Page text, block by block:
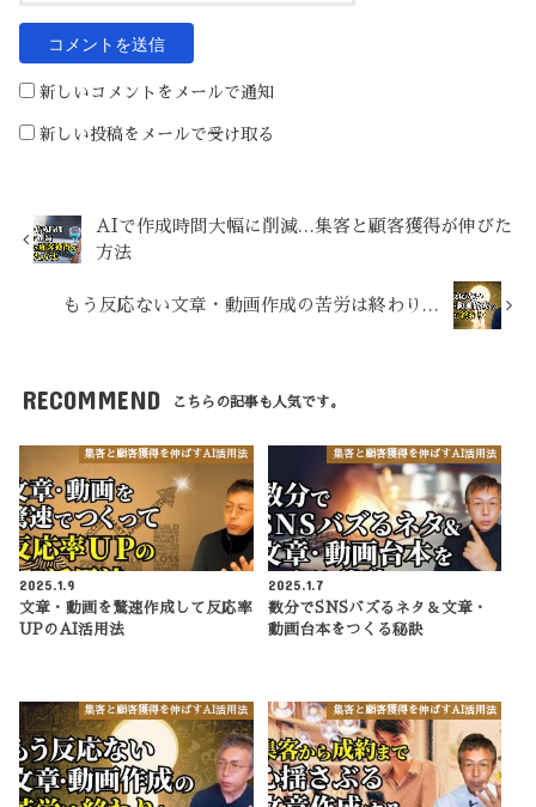
新しいコメントをメールで通知
新しい投稿をメールで受け取る
AIで作成時間大幅に削減…集客と顧客獲得が伸びた
方法
もう反応ない文章・動画作成の苦労は終わり…
RECOMMEND こちらの記事も人気です。
集客と顧客獲得を伸ばすAI活用法
2025.1.9
文章・動画を驚速作成して反応率
UPのAI活用法
集客と顧客獲得を伸ばすAI活用法
2025.1.7
数分でSNSバズるネタ＆文章・
動画台本をつくる秘訣
集客と顧客獲得を伸ばすAI活用法 集客と顧客獲得を伸ばすAI活用法